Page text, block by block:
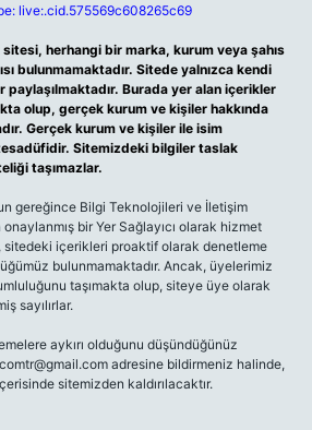
live:.cid.575569c608265c69
herhangi bir marka, kurum veya şahıs
bulunmamaktadır. Sitede yalnızca kendi
paylaşılmaktadır. Burada yer alan içerikler
olup, gerçek kurum ve kişiler hakkında
Gerçek kurum ve kişiler ile isim
Sitemizdeki bilgiler taslak
taşımazlar.
gereğince Bilgi Teknolojileri ve İletişim
bir Yer Sağlayıcı olarak hizmet
sitedeki içerikleri proaktif olarak denetleme
bulunmamaktadır. Ancak, üyelerimiz
taşımakta olup, siteye üye olarak
sayılırlar.
aykırı olduğunu düşündüğünüz
adresine bildirmeniz halinde,
sitemizden kaldırılacaktır.